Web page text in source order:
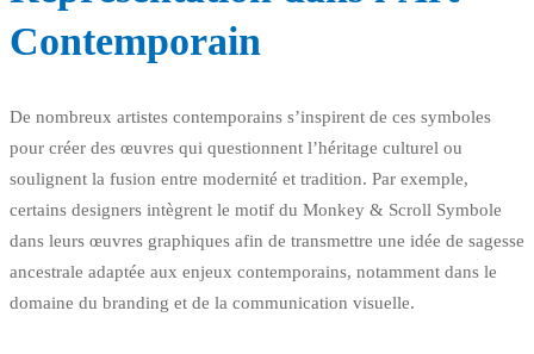
Contemporain
De nombreux artistes contemporains s’inspirent de ces symboles
pour créer des œuvres qui questionnent l’héritage culturel ou
soulignent la fusion entre modernité et tradition. Par exemple,
certains designers intègrent le motif du Monkey & Scroll Symbole
dans leurs œuvres graphiques afin de transmettre une idée de sagesse
ancestrale adaptée aux enjeux contemporains, notamment dans le
domaine du branding et de la communication visuelle.